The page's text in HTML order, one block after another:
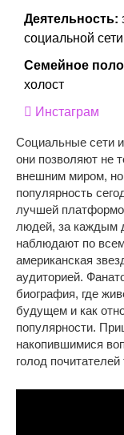
Деятельность:
социальной
Семейное
холост
Инстаграм
Социальные сети
они позволяют не
внешним миром,
популярность
лучшей
людей, за каждым
наблюдают по
американская
аудиторией.
биография, где
будущем и как
популярности.
накопившимися
голод